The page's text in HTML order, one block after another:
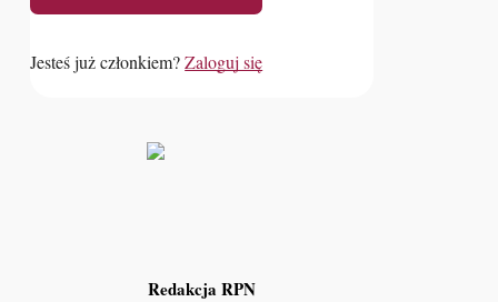
Jesteś już członkiem?Zaloguj się
Redakcja RPN